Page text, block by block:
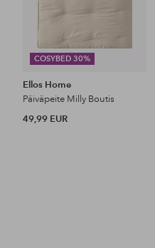
COSYBED 30%
Ellos Home
Päiväpeite Milly Boutis
49,99 EUR